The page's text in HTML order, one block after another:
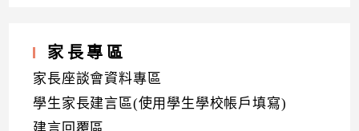
家長專區
家長座談會資料專區
學生家長建言區(使用學生學校帳戶填寫)